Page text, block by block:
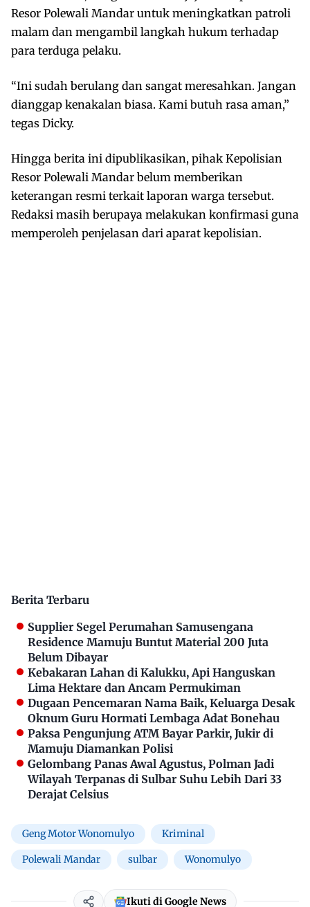
Resor Polewali Mandar untuk meningkatkan patroli
malam dan mengambil langkah hukum terhadap
para terduga pelaku.
“Ini sudah berulang dan sangat meresahkan. Jangan
dianggap kenakalan biasa. Kami butuh rasa aman,”
tegas Dicky.
Hingga berita ini dipublikasikan, pihak Kepolisian
Resor Polewali Mandar belum memberikan
keterangan resmi terkait laporan warga tersebut.
Redaksi masih berupaya melakukan konfirmasi guna
memperoleh penjelasan dari aparat kepolisian.
Berita Terbaru
Supplier Segel Perumahan Samusengana
Residence Mamuju Buntut Material 200 Juta
Belum Dibayar
Kebakaran Lahan di Kalukku, Api Hanguskan
Lima Hektare dan Ancam Permukiman
Dugaan Pencemaran Nama Baik, Keluarga Desak
Oknum Guru Hormati Lembaga Adat Bonehau
Paksa Pengunjung ATM Bayar Parkir, Jukir di
Mamuju Diamankan Polisi
Gelombang Panas Awal Agustus, Polman Jadi
Wilayah Terpanas di Sulbar Suhu Lebih Dari 33
Derajat Celsius
Geng Motor Wonomulyo Kriminal
Polewali Mandar sulbar Wonomulyo
Ikuti di Google News